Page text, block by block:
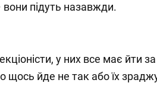
підуть назавжди.
у них все має йти
щось йде не так або їх